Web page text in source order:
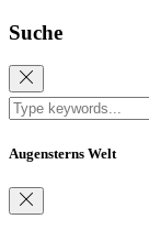
Suche
Augensterns Welt